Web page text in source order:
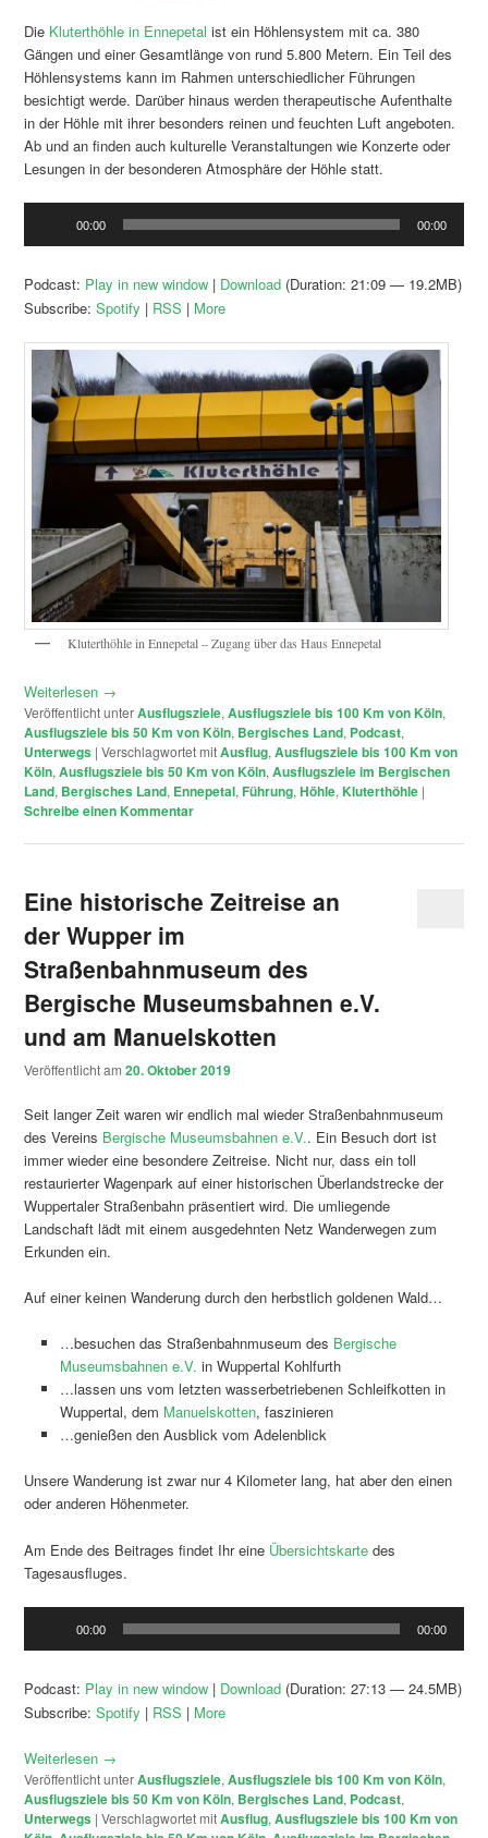
Die Kluterthöhle in Ennepetal ist ein Höhlensystem mit ca. 380
Gängen und einer Gesamtlänge von rund 5.800 Metern. Ein Teil des
Höhlensystems kann im Rahmen unterschiedlicher Führungen
besichtigt werde. Darüber hinaus werden therapeutische Aufenthalte
in der Höhle mit ihrer besonders reinen und feuchten Luft angeboten.
Ab und an finden auch kulturelle Veranstaltungen wie Konzerte oder
Lesungen in der besonderen Atmosphäre der Höhle statt.
00:00 00:00
Podcast: Play in new window | Download (Duration: 21:09 — 19.2MB)
Subscribe:Spotify | RSS | More
Kluterthöhle in Ennepetal – Zugang über das Haus Ennepetal
Weiterlesen →
Veröffentlicht unterAusflugsziele,Ausflugsziele bis 100 Km von Köln,
Ausflugsziele bis 50 Km von Köln, Bergisches Land, Podcast,
Unterwegs |Verschlagwortet mitAusflug,Ausflugsziele bis 100 Km von
Köln,Ausflugsziele bis 50 Km von Köln,Ausflugsziele im Bergischen
Land, Bergisches Land, Ennepetal,Führung,Höhle,Kluterthöhle |
Schreibe einen Kommentar
Eine historische Zeitreise an
der Wupper im
Straßenbahnmuseum des
Bergische Museumsbahnen e.V.
und am Manuelskotten
Veröffentlicht am20. Oktober 2019
Seit langer Zeit waren wir endlich mal wieder Straßenbahnmuseum
des Vereins Bergische Museumsbahnen e.V.. Ein Besuch dort ist
immer wieder eine besondere Zeitreise. Nicht nur, dass ein toll
restaurierter Wagenpark auf einer historischen Überlandstrecke der
Wuppertaler Straßenbahn präsentiert wird. Die umliegende
Landschaft lädt mit einem ausgedehnten Netz Wanderwegen zum
Erkunden ein.
Auf einer keinen Wanderung durch den herbstlich goldenen Wald…
…besuchen das Straßenbahnmuseum des Bergische
Museumsbahnen e.V. in Wuppertal Kohlfurth
…lassen uns vom letzten wasserbetriebenen Schleifkotten in
Wuppertal, dem Manuelskotten, faszinieren
…genießen den Ausblick vom Adelenblick
Unsere Wanderung ist zwar nur 4 Kilometer lang, hat aber den einen
oder anderen Höhenmeter.
Am Ende des Beitrages findet Ihr eine Übersichtskartedes
Tagesausfluges.
00:00 00:00
Podcast: Play in new window | Download (Duration: 27:13 — 24.5MB)
Subscribe:Spotify | RSS | More
Weiterlesen →
Veröffentlicht unterAusflugsziele,Ausflugsziele bis 100 Km von Köln,
Ausflugsziele bis 50 Km von Köln, Bergisches Land, Podcast,
Unterwegs |Verschlagwortet mitAusflug,Ausflugsziele bis 100 Km von